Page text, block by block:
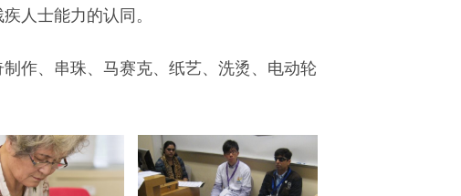
人士能力的认同。
作、串珠、马赛克、纸艺、洗烫、电动轮